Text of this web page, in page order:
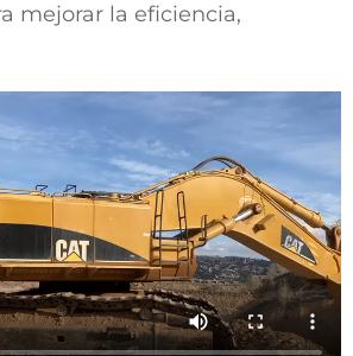
mejorar la eficiencia,